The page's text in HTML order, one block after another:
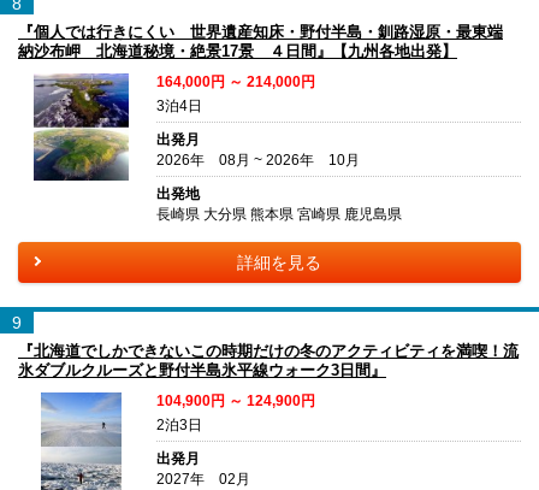
『個人では行きにくい 世界遺産知床・野付半島・釧路湿原・最東端
納沙布岬 北海道秘境・絶景17景 ４日間』【九州各地出発】
164,000円 ～ 214,000円
3泊4日
出発月
2026年 08月 ~ 2026年 10月
出発地
長崎県 大分県 熊本県 宮崎県 鹿児島県
詳細を見る
9
『北海道でしかできないこの時期だけの冬のアクティビティを満喫！流
氷ダブルクルーズと野付半島氷平線ウォーク3日間』
104,900円 ～ 124,900円
2泊3日
出発月
2027年 02月